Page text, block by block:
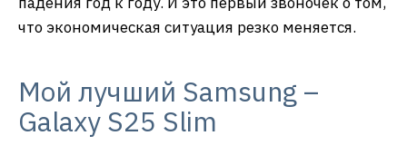
что экономическая ситуация резко меняется.
Мой лучший Samsung –
Galaxy S25 Slim